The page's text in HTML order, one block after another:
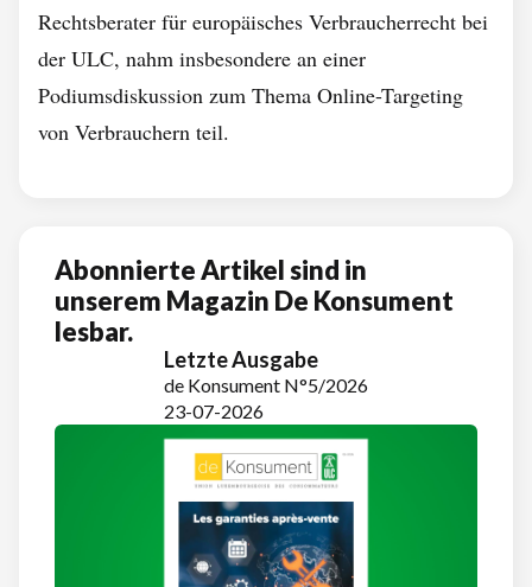
Rechtsberater für europäisches Verbraucherrecht bei
der ULC, nahm insbesondere an einer
Podiumsdiskussion zum Thema Online-Targeting
von Verbrauchern teil.
Abonnierte Artikel sind in
unserem Magazin De Konsument
lesbar.
Letzte Ausgabe
de Konsument N°5/2026
23-07-2026